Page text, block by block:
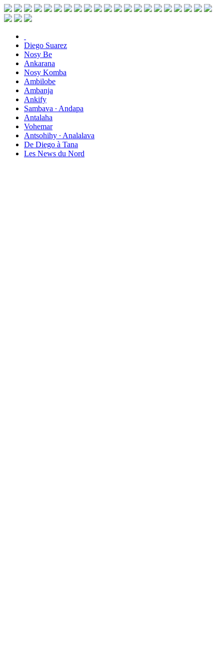
Diego Suarez
Nosy Be
Ankarana
Nosy Komba
Ambilobe
Ambanja
Ankify
Sambava ∙ Andapa
Antalaha
Vohemar
Antsohihy ∙ Analalava
De Diego à Tana
Les News du Nord